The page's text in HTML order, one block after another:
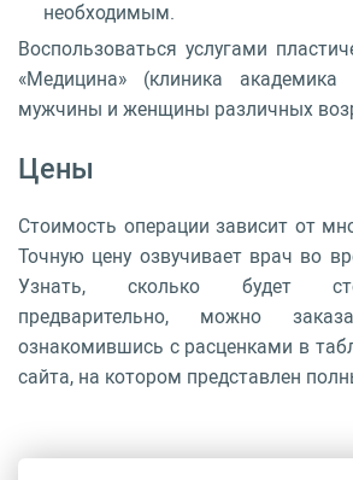
необходимым.
Воспользоваться услугами
«Медицина» (клиника академика
мужчины и женщины различных
Цены
Стоимость операции зависит от
Точную цену озвучивает врач во
Узнать, сколько будет
предварительно, можно
ознакомившись с расценками в
сайта, на котором представлен